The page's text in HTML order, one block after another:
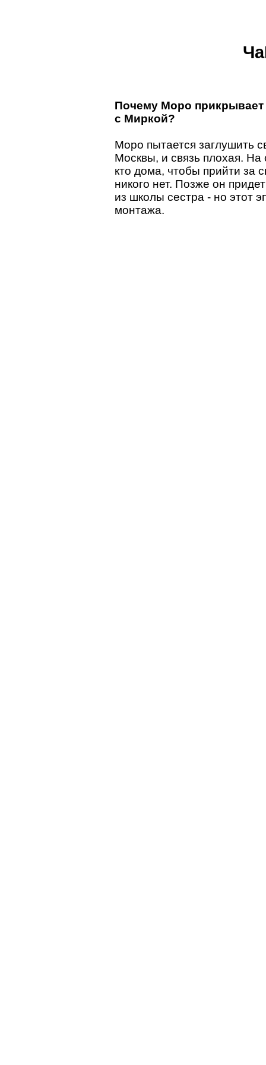
Почему Моро прикрывает
с Миркой?
Моро пытается заглушить
Москвы, и связь плохая.
кто дома, чтобы прийти за
никого нет. Позже он
из школы сестра - но этот
монтажа.